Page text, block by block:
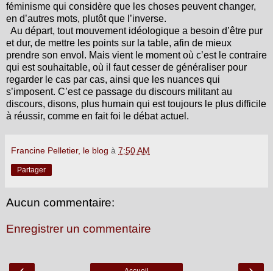
féminisme qui considère que les choses peuvent changer,
en d’autres mots, plutôt que l’inverse.
Au départ, tout mouvement idéologique a besoin d’être pur
et dur, de mettre les points sur la table, afin de mieux
prendre son envol. Mais vient le moment où c’est le contraire
qui est souhaitable, où il faut cesser de généraliser pour
regarder le cas par cas, ainsi que les nuances qui
s’imposent. C’est ce passage du discours militant au
discours, disons, plus humain qui est toujours le plus difficile
à réussir, comme en fait foi le débat actuel.
Francine Pelletier, le blog à 7:50 AM
Partager
Aucun commentaire:
Enregistrer un commentaire